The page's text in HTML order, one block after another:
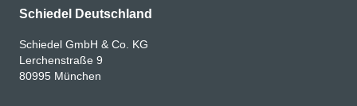
Schiedel Deutschland
Schiedel GmbH & Co. KG
Lerchenstraße 9
80995 München